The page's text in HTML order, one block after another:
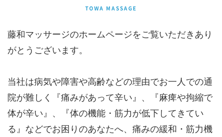
TOWA MASSAGE
藤和マッサージのホームページをご覧いただきあり
がとうございます。
当社は病気や障害や高齢などの理由でお一人での通
院が難しく『痛みがあって辛い』、『麻痺や拘縮で
体が辛い』、『体の機能・筋力が低下してきてい
る』などでお困りのあなたへ、痛みの緩和・筋力機